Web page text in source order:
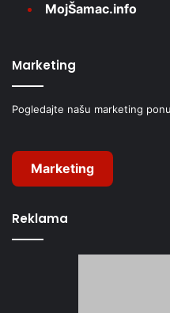
MojŠamac.info
Marketing
Pogledajte našu marketing
Marketing
Reklama